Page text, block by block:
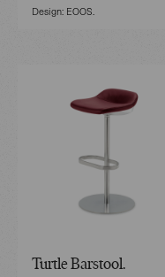
Design: EOOS.
Turtle Barstool.